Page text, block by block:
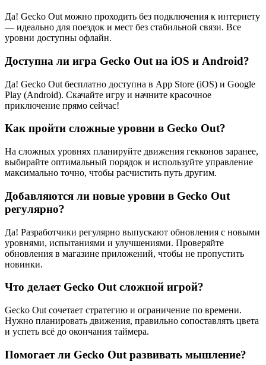
Да! Gecko Out можно проходить без подключения к интернету
— идеально для поездок и мест без стабильной связи. Все
уровни доступны офлайн.
Доступна ли игра Gecko Out на iOS и Android?
Да! Gecko Out бесплатно доступна в App Store (iOS) и Google
Play (Android). Скачайте игру и начните красочное
приключение прямо сейчас!
Как пройти сложные уровни в Gecko Out?
На сложных уровнях планируйте движения гекконов заранее,
выбирайте оптимальный порядок и используйте управление
максимально точно, чтобы расчистить путь другим.
Добавляются ли новые уровни в Gecko Out
регулярно?
Да! Разработчики регулярно выпускают обновления с новыми
уровнями, испытаниями и улучшениями. Проверяйте
обновления в магазине приложений, чтобы не пропустить
новинки.
Что делает Gecko Out сложной игрой?
Gecko Out сочетает стратегию и ограничение по времени.
Нужно планировать движения, правильно сопоставлять цвета
и успеть всё до окончания таймера.
Помогает ли Gecko Out развивать мышление?